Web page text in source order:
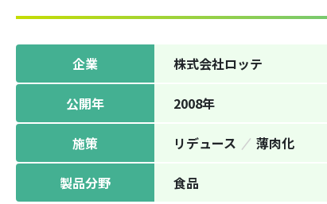
企業 株式会社ロッテ
公開年 2008年
施策 リデュース 薄⾁化
製品分野 ⾷品